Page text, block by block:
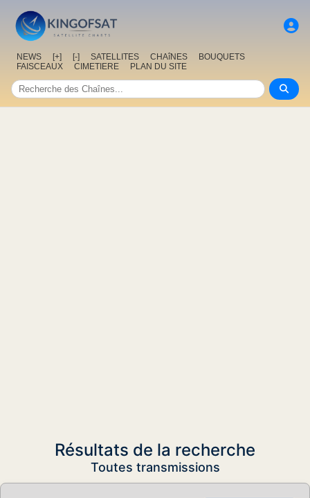
NEWS [+] [-] SATELLITES CHAîNES
BOUQUETS
FAISCEAUX
CIMETIERE PLAN DU SITE
Résultats de la recherche
Toutes transmissions